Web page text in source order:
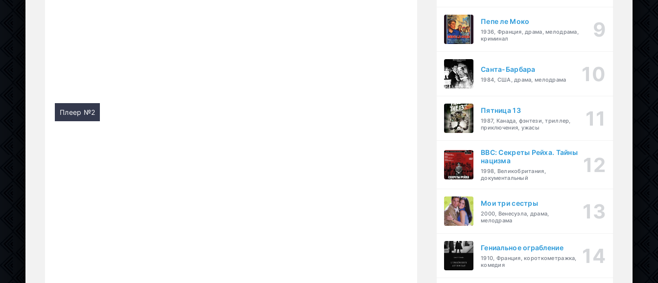
Плеер №2
Пепе ле Моко
1936, Франция, драма, мелодрама,
криминал
Санта-Барбара
1984, США, драма, мелодрама
Пятница 13
1987, Канада, фэнтези, триллер,
приключения, ужасы
BBC: Секреты Рейха. Тайны
нацизма
1998, Великобритания,
документальный
Мои три сестры
2000, Венесуэла, драма,
мелодрама
Гениальное ограбление
1910, Франция, короткометражка,
комедия